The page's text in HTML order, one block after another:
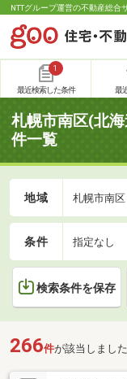
NTTグループ運営の不動産総合
1
最近検索した条件 最
札幌市南区(北
件一覧
地域 札幌市南区
条件 指定なし
検索条件を保存
266件が該当しました